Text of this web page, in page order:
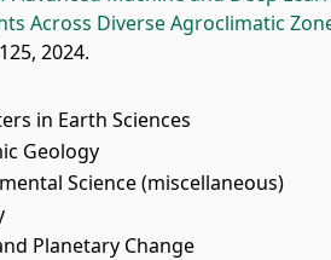
Across Diverse Agroclimatic
2024.
in Earth Sciences
Geology
Science (miscellaneous)
Planetary Change